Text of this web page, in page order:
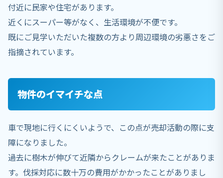
付近に民家や住宅があります。
近くにスーパー等がなく、生活環境が不便です。
既にご見学いただいた複数の方より周辺環境の劣悪さをご
指摘されています。
物件のイマイチな点
車で現地に行くにくいようで、この点が売却活動の際に支
障になりました。
過去に樹木が伸びて近隣からクレームが来たことがありま
す。伐採対応に数十万の費用がかかったことがありまし